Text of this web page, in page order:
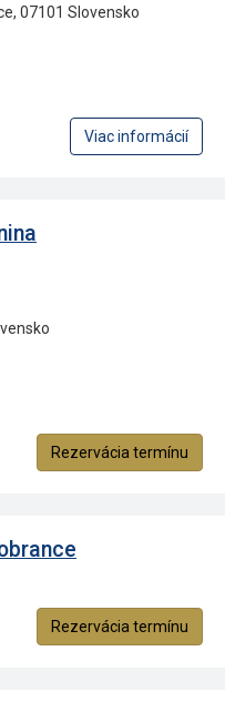
07101 Slovensko
Viac informácií
Rezervácia termínu
Rezervácia termínu